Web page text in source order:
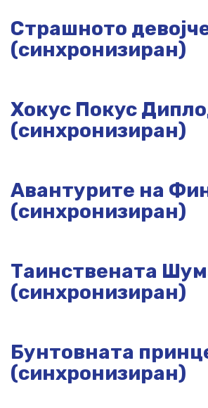
Страшното
(синхронизиран)
Хокус Покус
(синхронизиран)
Авантурите на
(синхронизиран)
Таинствената
(синхронизиран)
Бунтовната
(синхронизиран)